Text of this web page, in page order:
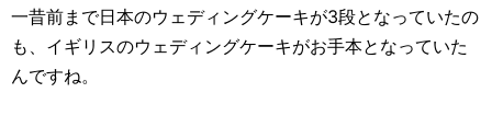
一昔前まで日本のウェディングケーキが3段となっていたの
も、イギリスのウェディングケーキがお手本となっていた
んですね。